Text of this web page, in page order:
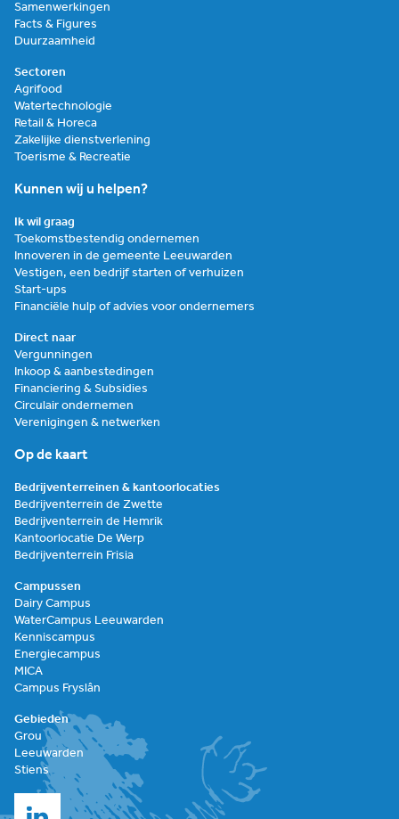
Samenwerkingen
Facts & Figures
Duurzaamheid
Sectoren
Agrifood
Watertechnologie
Retail & Horeca
Zakelijke dienstverlening
Toerisme & Recreatie
Kunnen wij u helpen?
Ik wil graag
Toekomstbestendig ondernemen
Innoveren in de gemeente Leeuwarden
Vestigen, een bedrijf starten of verhuizen
Start-ups
Financiële hulp of advies voor ondernemers
Direct naar
Vergunningen
Inkoop & aanbestedingen
Financiering & Subsidies
Circulair ondernemen
Verenigingen & netwerken
Op de kaart
Bedrijventerreinen & kantoorlocaties
Bedrijventerrein de Zwette
Bedrijventerrein de Hemrik
Kantoorlocatie De Werp
Bedrijventerrein Frisia
Campussen
Dairy Campus
WaterCampus Leeuwarden
Kenniscampus
Energiecampus
MICA
Campus Fryslân
Gebieden
Grou
Leeuwarden
Stiens